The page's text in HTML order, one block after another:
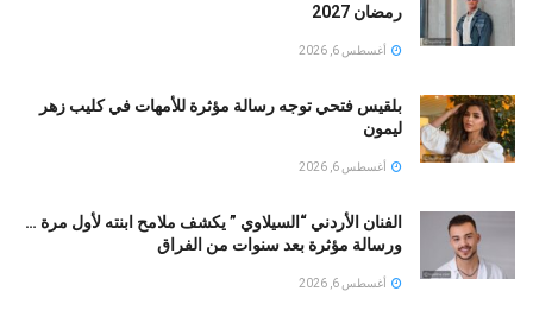
رمضان 2027
أغسطس 6, 2026
بلقيس فتحي توجه رسالة مؤثرة للأمهات في كليب زهر
ليمون ‏
أغسطس 6, 2026
الفنان الأردني “السيلاوي ” يكشف ملامح ابنته لأول مرة …
ورسالة مؤثرة بعد سنوات من الفراق
أغسطس 6, 2026